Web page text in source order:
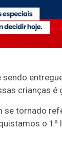
sendo
crianças
se tornado
o 1º